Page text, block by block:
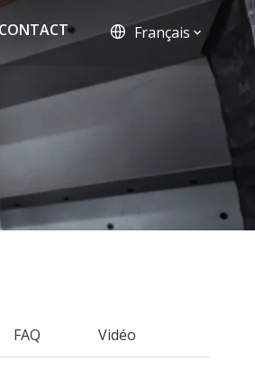
CONTACT Français
FAQ Vidéo